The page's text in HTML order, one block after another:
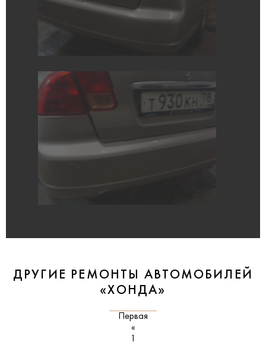
ДРУГИЕ РЕМОНТЫ АВТОМОБИЛЕЙ
«ХОНДА»
Первая
«